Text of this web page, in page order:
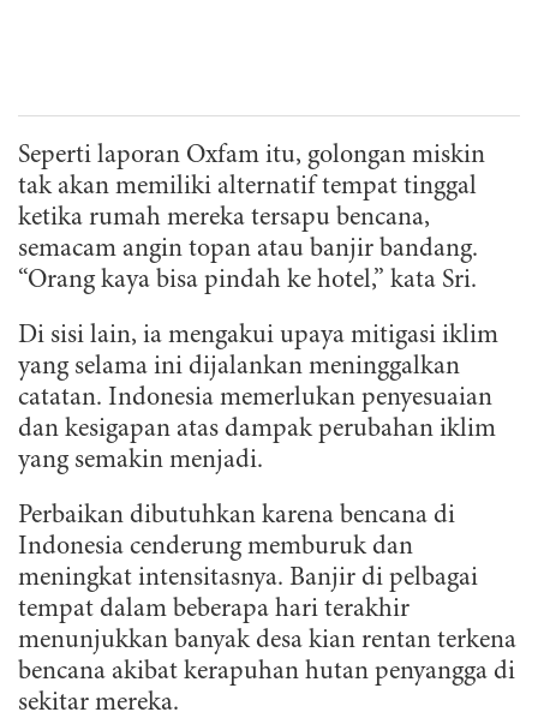
Seperti laporan Oxfam itu, golongan miskin
tak akan memiliki alternatif tempat tinggal
ketika rumah mereka tersapu bencana,
semacam angin topan atau banjir bandang.
“Orang kaya bisa pindah ke hotel,” kata Sri.
Di sisi lain, ia mengakui upaya mitigasi iklim
yang selama ini dijalankan meninggalkan
catatan. Indonesia memerlukan penyesuaian
dan kesigapan atas dampak perubahan iklim
yang semakin menjadi.
Perbaikan dibutuhkan karena bencana di
Indonesia cenderung memburuk dan
meningkat intensitasnya. Banjir di pelbagai
tempat dalam beberapa hari terakhir
menunjukkan banyak desa kian rentan terkena
bencana akibat kerapuhan hutan penyangga di
sekitar mereka.